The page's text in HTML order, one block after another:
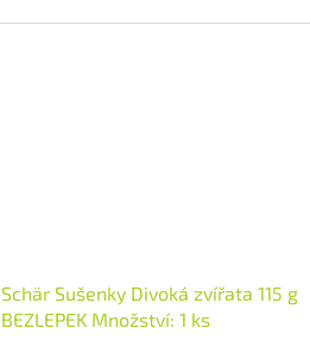
Schär Sušenky Divoká zvířata 115 g
BEZLEPEK Množství: 1 ks